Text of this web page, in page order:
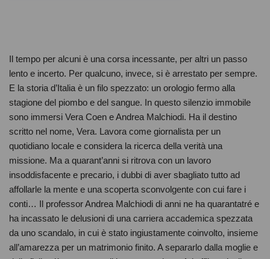
Il tempo per alcuni è una corsa incessante, per altri un passo
lento e incerto. Per qualcuno, invece, si è arrestato per sempre.
E la storia d’Italia è un filo spezzato: un orologio fermo alla
stagione del piombo e del sangue. In questo silenzio immobile
sono immersi Vera Coen e Andrea Malchiodi. Ha il destino
scritto nel nome, Vera. Lavora come giornalista per un
quotidiano locale e considera la ricerca della verità una
missione. Ma a quarant’anni si ritrova con un lavoro
insoddisfacente e precario, i dubbi di aver sbagliato tutto ad
affollarle la mente e una scoperta sconvolgente con cui fare i
conti… Il professor Andrea Malchiodi di anni ne ha quarantatré e
ha incassato le delusioni di una carriera accademica spezzata
da uno scandalo, in cui è stato ingiustamente coinvolto, insieme
all’amarezza per un matrimonio finito. A separarlo dalla moglie e